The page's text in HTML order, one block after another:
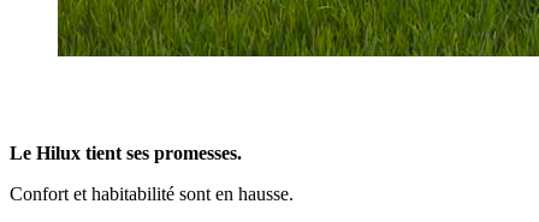
Le Hilux tient ses promesses.
Confort et habitabilité sont en hausse.